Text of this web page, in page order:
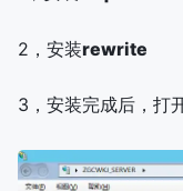
2，安装rewrite
3，安装完成后，打